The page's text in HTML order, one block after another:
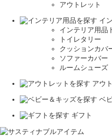
アウトレット
イ
インテリア用品
トイレタリー
クッションカバ
ソファーカバー
ルームシューズ
アウ
ベ
ギフト